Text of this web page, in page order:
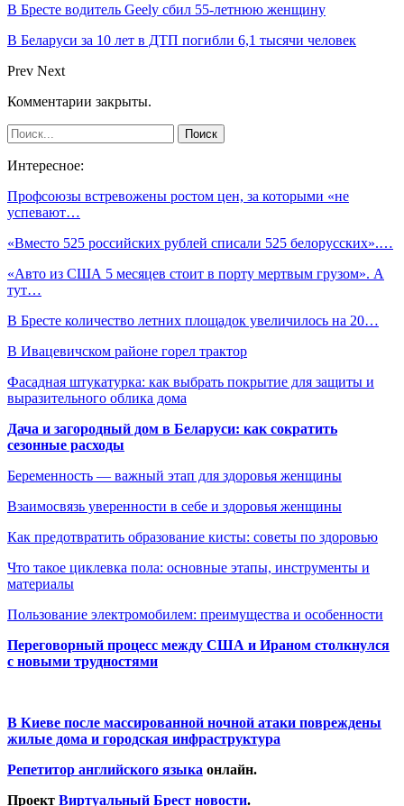
В Бресте водитель Geely сбил 55-летнюю женщину
В Беларуси за 10 лет в ДТП погибли 6,1 тысячи человек
Prev Next
Комментарии закрыты.
Интересное:
Профсоюзы встревожены ростом цен, за которыми «не
успевают…
«Вместо 525 российских рублей списали 525 белорусских».…
«Авто из США 5 месяцев стоит в порту мертвым грузом». А
тут…
В Бресте количество летних площадок увеличилось на 20…
В Ивацевичском районе горел трактор
Фасадная штукатурка: как выбрать покрытие для защиты и
выразительного облика дома
Дача и загородный дом в Беларуси: как сократить
сезонные расходы
Беременность — важный этап для здоровья женщины
Взаимосвязь уверенности в себе и здоровья женщины
Как предотвратить образование кисты: советы по здоровью
Что такое циклевка пола: основные этапы, инструменты и
материалы
Пользование электромобилем: преимущества и особенности
Переговорный процесс между США и Ираном столкнулся
с новыми трудностями
В Киеве после массированной ночной атаки повреждены
жилые дома и городская инфраструктура
Репетитор английского языка онлайн.
Проект Виртуальный Брест новости.